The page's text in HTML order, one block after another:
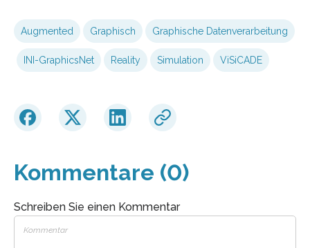
Augmented Graphisch Graphische Datenverarbeitung
INI-GraphicsNet Reality Simulation ViSiCADE
Kommentare (0)
Schreiben Sie einen Kommentar